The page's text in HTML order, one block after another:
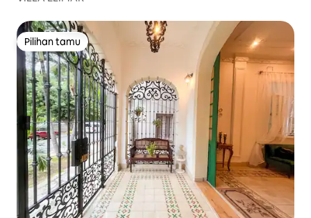
Pilihan tamu
Pilihan tamu